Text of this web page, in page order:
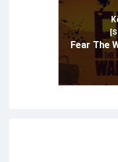
Fear The